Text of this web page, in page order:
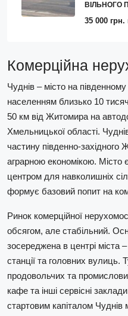
ВІЛЬНОГО
35 000 грн.
Комерційна
Чуднів – місто на
населенням близько 10
50 км від Житомира на
Хмельницької області.
частину південно-
аграрною економікою. Місто
центром для навколишніх
формує базовий попит на
Ринок комерційної
обсягом, але стабільний.
зосереджена в центрі міста
станції та головних вулиць.
продовольчих та
кафе та інші сервісні
стартовим капіталом